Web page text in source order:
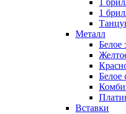
1
1
Металл
Белое
Белое
Вставки